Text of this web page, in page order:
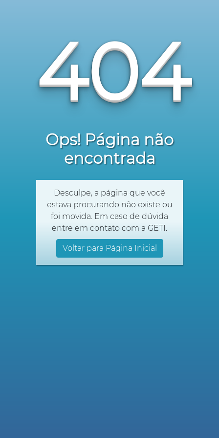
404
Ops! Página não
encontrada
Desculpe, a página que você
estava procurando não existe ou
foi movida. Em caso de dúvida
entre em contato com a GETI.
Voltar para Página Inicial